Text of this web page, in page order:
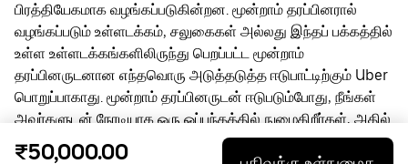
பிரத்தியேகமாக வழங்கப்படுகின்றன. மூன்றாம் தரப்பினரால்
வழங்கப்படும் உள்ளடக்கம், சலுகைகள் அல்லது இந்தப் பக்கத்தில்
உள்ள உள்ளடக்கங்களிலிருந்து பெறப்பட்ட மூன்றாம்
தரப்பினருடனான எந்தவொரு அடுத்தடுத்த ஈடுபாட்டிற்கும் Uber
பொறுப்பாகாது. மூன்றாம் தரப்பினருடன் ஈடுபடும்போது, நீங்கள்
அவர்களுடன் நேரடியாக ஒரு ஒப்பந்தத்தில் நுழைகிறீர்கள், அதில்
Uber ஒரு தரப்பு அல்ல. கேள்விகளுக்கு, மூன்றாம் தரப்பினரை
₹50,000.00